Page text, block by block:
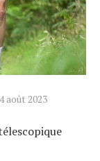
août 2023